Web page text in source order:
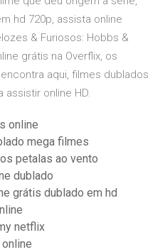
hd 720p, assista online
& Furiosos: Hobbs &
grátis na Overflix, os
aqui, filmes dublados
online HD.
online
mega filmes
petalas ao vento
dublado
grátis dublado em hd
netflix